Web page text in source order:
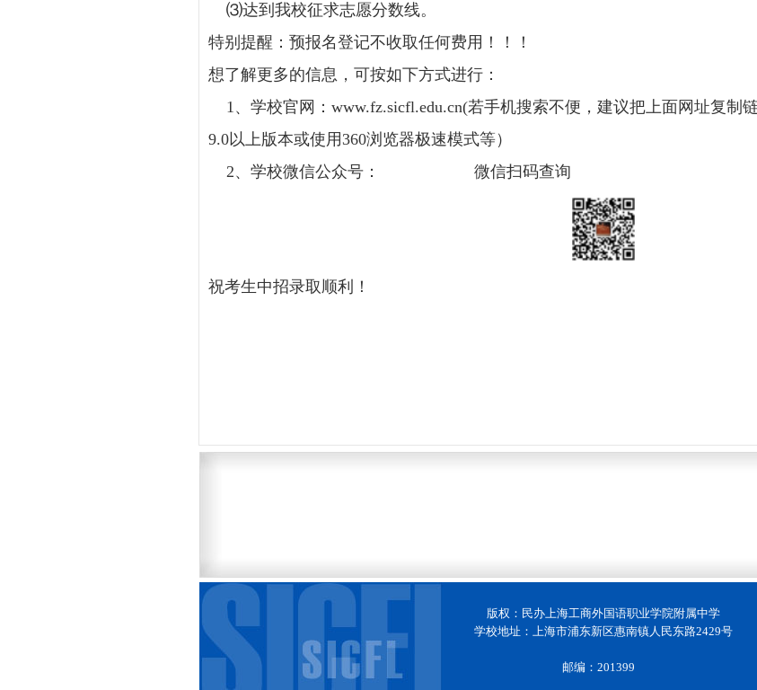
⑶达到我校征求志愿分数线。
特别提醒：预报名登记不收取任何费用！！！
想了解更多的信息，可按如下方式进行：
1、学校官网： www.fz.sicfl.edu.cn(若手机搜索不便，建议把上面网址复制
9.0以上版本或使用360浏览器极速模式等）
2、学校微信公众号： 微信扫码查询
祝考生中招录取顺利！
版权：民办上海工商外国语职业学院附属中学
学校地址：上海市浦东新区惠南镇人民东路2429号
邮编：201399